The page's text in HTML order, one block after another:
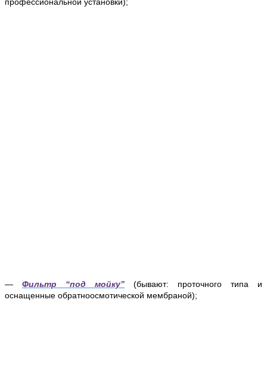
— Фильтр “под мойку” (бывают: проточного типа и
оснащенные обратноосмотической мембраной);